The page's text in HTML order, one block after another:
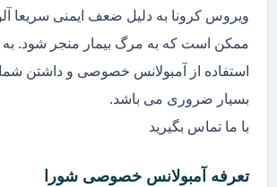
ویروس کرونا به دلیل ضعف ایمنی سریعا
ممکن است که به مرگ بیمار منجر شود. به
استفاده از آمبولانس خصوصی و داشتن
بسیار ضروری می باشد.
با ما تماس بگیرید
تعرفه آمبولانس خصوصی شورا